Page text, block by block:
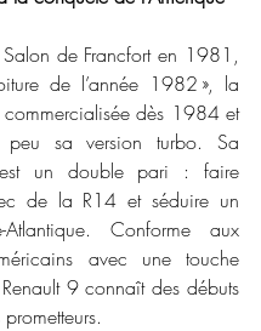
Salon de Francfort en 1981,
de l’année 1982 », la
commercialisée dès 1984 et
peu sa version turbo. Sa
un double pari : faire
de la R14 et séduire un
Atlantique. Conforme aux
avec une touche
9 connaît des débuts